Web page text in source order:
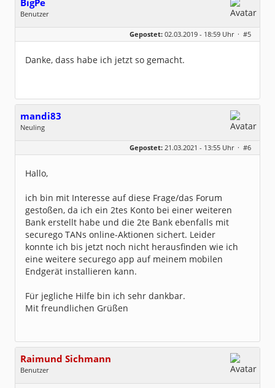
BigPe
Benutzer
Geschlecht:
keine Angabe
Dabei seit:
03 / 2019
Gepostet: 02.03.2019 - 18:59 Uhr · #5
Danke, dass habe ich jetzt so gemacht.
mandi83
Neuling
Dabei seit:
03 / 2021
Gepostet: 21.03.2021 - 13:55 Uhr · #6
Hallo,
ich bin mit Interesse auf diese Frage/das Forum
gestoßen, da ich ein 2tes Konto bei einer weiteren
Bank erstellt habe und die 2te Bank ebenfalls mit
securego TANs online-Aktionen sichert. Leider
konnte ich bis jetzt noch nicht herausfinden wie ich
eine weitere securego app auf meinem mobilen
Endgerät installieren kann.
Für jegliche Hilfe bin ich sehr dankbar.
Mit freundlichen Grüßen
Raimund Sichmann
Benutzer
Geschlecht:
keine Angabe